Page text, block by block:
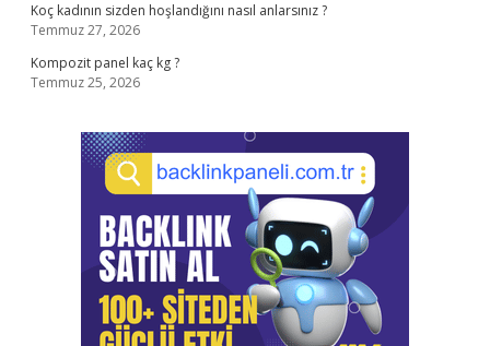
Koç kadının sizden hoşlandığını nasıl anlarsınız ?
Temmuz 27, 2026
Kompozit panel kaç kg ?
Temmuz 25, 2026